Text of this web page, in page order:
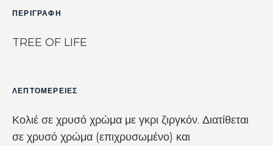
ΠΕΡΙΓΡΑΦΗ
TREE OF LIFE
ΛΕΠΤΟΜΕΡΕΙΕΣ
Κολιέ σε χρυσό χρώμα με γκρι ζιργκόν. Διατίθεται
σε χρυσό χρώμα (επιχρυσωμένο) και